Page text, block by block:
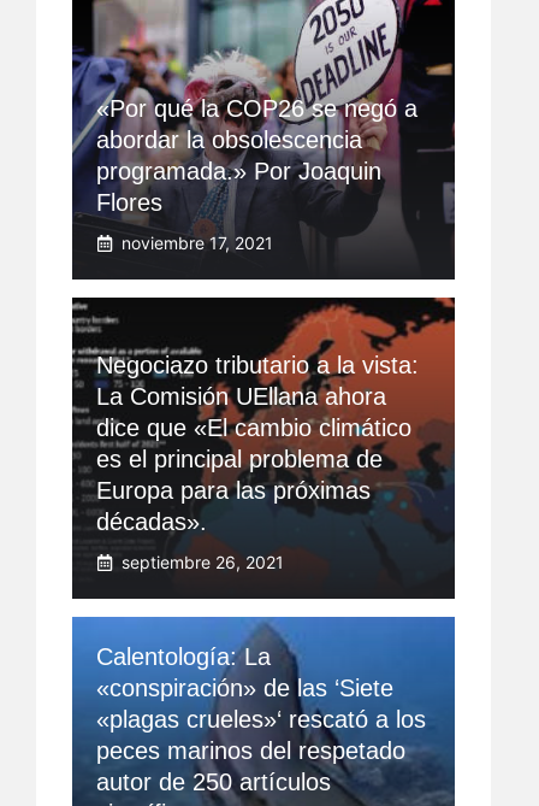
«Por qué la COP26 se negó a
abordar la obsolescencia
programada.» Por Joaquin
Flores
noviembre 17, 2021
Negociazo tributario a la vista:
La Comisión UEllana ahora
dice que «El cambio climático
es el principal problema de
Europa para las próximas
décadas».
septiembre 26, 2021
Calentología: La
«conspiración» de las ‘Siete
«plagas crueles»‘ rescató a los
peces marinos del respetado
autor de 250 artículos